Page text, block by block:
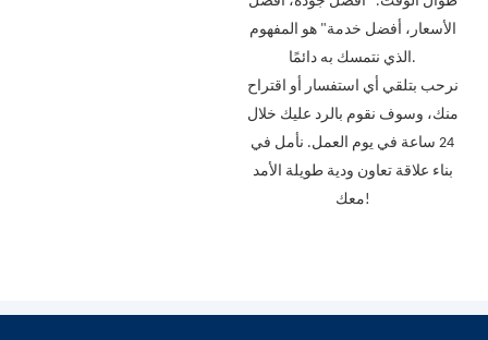
الأسعار، أفضل خدمة" هو المفهوم
الذي نتمسك به دائمًا.
نرحب بتلقي أي استفسار أو اقتراح
منك، وسوف نقوم بالرد عليك خلال
24 ساعة في يوم العمل. نأمل في
بناء علاقة تعاون ودية طويلة الأمد
معك!